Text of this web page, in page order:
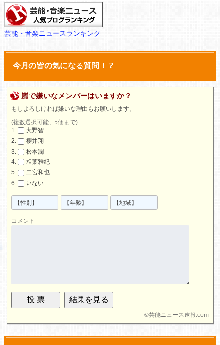
芸能・音楽ニュースランキング
今月の皆の気になる質問！？
嵐で嫌いなメンバーはいますか？
もしよろしければ嫌いな理由もお願いします。
(複数選択可能、5個まで)
大野智
櫻井翔
松本潤
相葉雅紀
二宮和也
いない
コメント
©芸能ニュース速報.com